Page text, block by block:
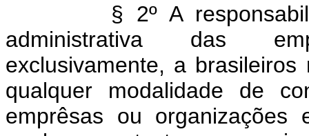
§ 2º A
administrativa das
exclusivamente, a
qualquer modalidade de
emprêsas ou organizações